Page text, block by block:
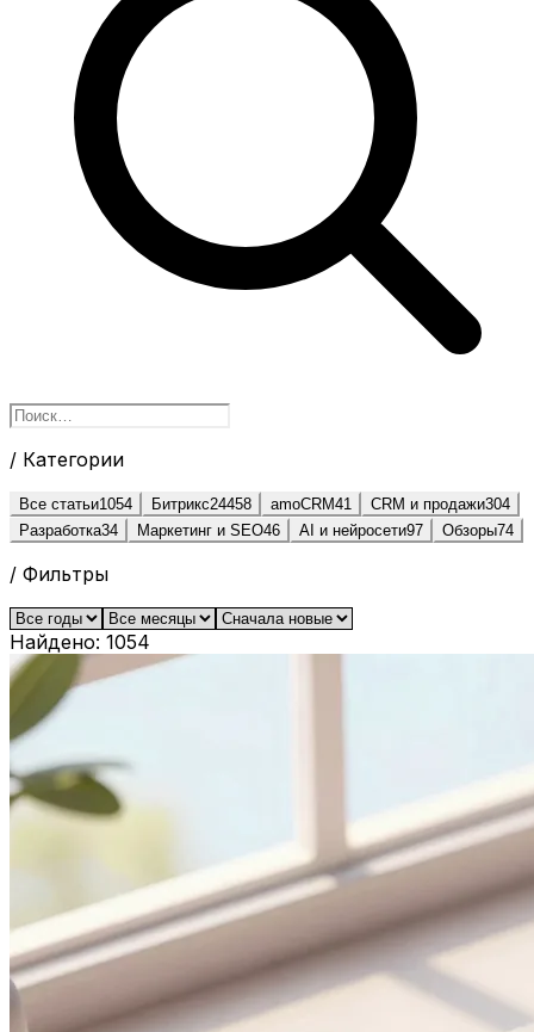
/ Категории
Все статьи1054 Битрикс24458 amoCRM41 CRM и продажи304
Разработка34 Маркетинг и SEO46 AI и нейросети97 Обзоры74
/ Фильтры
Найдено: 1054